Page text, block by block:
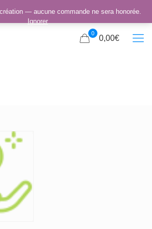
0
0,00€
— aucune commande ne sera honorée.
Ignorer